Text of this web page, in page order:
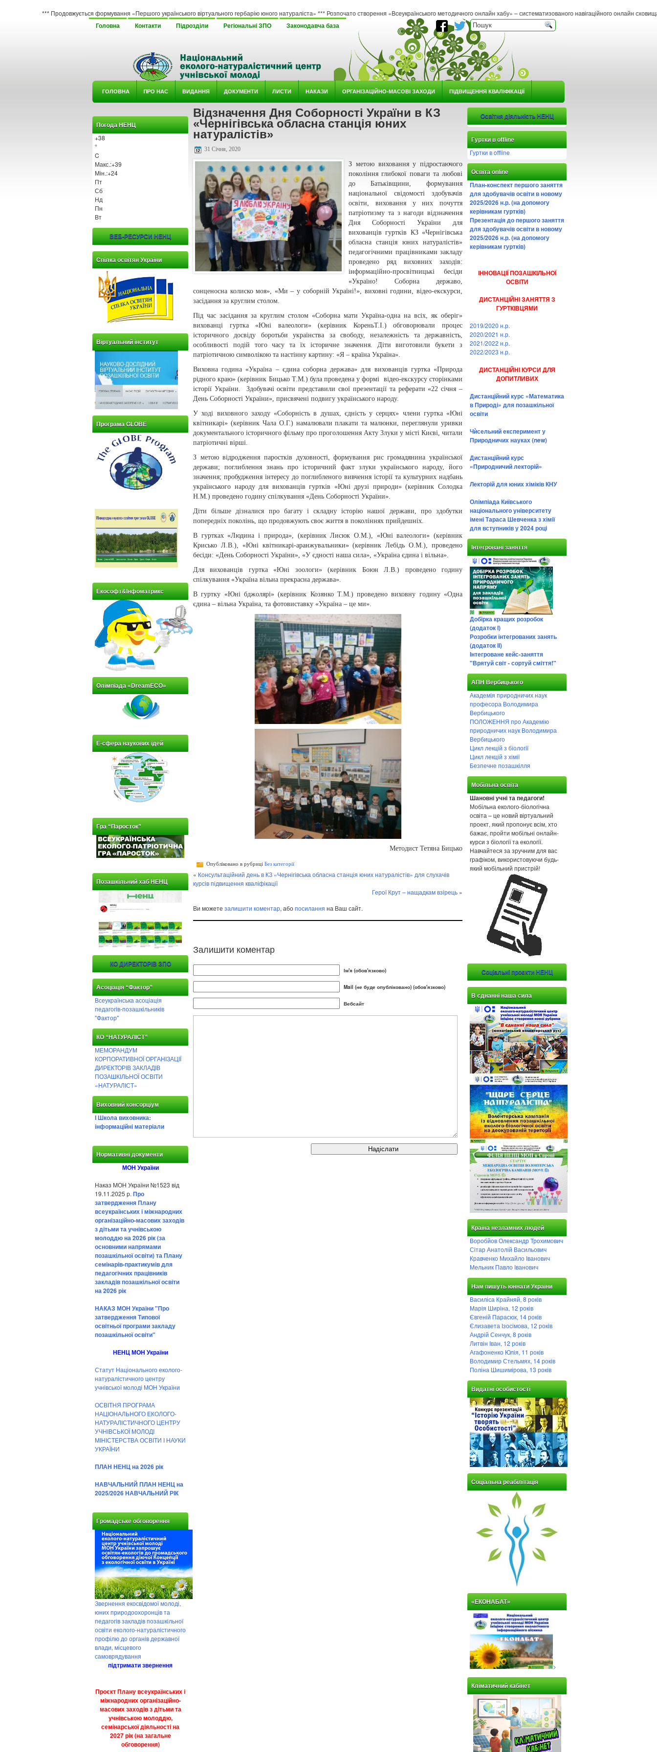
*** Продовжується формування «Першого українського віртуального гербарію юного натураліста» *** Розпочато створення «Всеукраїнського методичного онлайн хабу» – систематизованого навігаційного онлайн сховища
Головна Контакти Підрозділи Регіональні ЗПО Законодавча база
ГОЛОВНА ΠРО НАС ВИДАННЯ ДОКУМЕНТИ ЛИСТИ НАКАЗИ ОРГАНІЗАЦІЙНО-МАСОВІ ЗАХОДИ ПІДВИЩЕННЯ КВАЛІФІКАЦІЇ
Погода НЕНЦ
+38
°
C
Макс.:+39
Мін.:+24
Пт
Сб
Нд
Пн
Вт
ВЕБ-РЕСУРСИ НЕНЦ
Спілка освітян України
Віртуальний інститут
Програма GLOBE
Екософт&Інфоматрикс
Олімпіада «DreamECO»
Е-сфера наукових ідей
Гра “Паросток”
Позашкільний хаб НЕНЦ
КО ДИРЕКТОРІВ ЗПО
Асоціація “Фактор”
Всеукраїнська асоціація
педагогів-позашкільників
"Фактор"
КО “НАТУРАЛІСТ”
МЕМОРАНДУМ
КОРПОРАТИВНОЇ ОРГАНІЗАЦІЇ
ДИРЕКТОРІВ ЗАКЛАДІВ
ПОЗАШКІЛЬНОЇ ОСВІТИ
«НАТУРАЛІСТ»
Виховний консорціум
І Школа виховника:
інформаційні матеріали
Нормативні документи
МОН України
Наказ МОН України №1523 від
19.11.2025 р. Про
затвердження Плану
всеукраїнських і міжнародних
організаційно-масових заходів
з дітьми та учнівською
молоддю на 2026 рік (за
основними напрямами
позашкільної освіти) та Плану
семінарів-практикумів для
педагогічних працівників
закладів позашкільної освіти
на 2026 рік
НАКАЗ МОН України "Про
затвердження Типової
освітньої програми закладу
позашкільної освіти"
НЕНЦ МОН України
Статут Національного еколого-
натуралістичного центру
учнівської молоді МОН України
ОСВІТНЯ ПРОГРАМА
НАЦІОНАЛЬНОГО ЕКОЛОГО-
НАТУРАЛІСТИЧНОГО ЦЕНТРУ
УЧНІВСЬКОЇ МОЛОДІ
МІНІСТЕРСТВА ОСВІТИ І НАУКИ
УКРАЇНИ
ПЛАН НЕНЦ на 2026 рік
НАВЧАЛЬНИЙ ПЛАН НЕНЦ на
2025/2026 НАВЧАЛЬНИЙ РІК
Громадське обговорення
Звернення екосвідомої молоді,
юних природоохоронців та
педагогів закладів позашкільної
освіти еколого-натуралістичного
профілю до органів державної
влади, місцевого
самоврядування
підтримати звернення
Проєкт Плану всеукраїнських і
міжнародних організаційно-
масових заходів з дітьми та
учнівською молоддю,
семінарської діяльності на
2027 рік (на загальне
обговорення)
Відзначення Дня Соборності України в КЗ
«Чернігівська обласна станція юних
натуралістів»
31 Січня, 2020
З метою виховання у підростаючого
покоління глибокої поваги та любовi
до Батькiвщини, формування
національної свідомості здобувачів
освіти, виховання у них почуття
патріотизму та з нагоди відзначення
Дня Соборності України для
вихованців гуртків КЗ «Чернігівська
обласна станція юних натуралістів»
педагогічними працівниками закладу
проведено ряд виховних заходів:
інформаційно-просвітницькі бесіди
«Україно! Соборна державо,
сонценосна колиско моя», «Ми – у соборній Україні!», виховні години, відео-екскурси,
засідання за круглим столом.
Під час засідання за круглим столом «Соборна мати Україна-одна на всіх, як оберіг»
вихованці гуртка «Юні валеологи» (керівник КореньТ.І.) обговорювали процес
історичного досвіду боротьби українства за свободу, незалежність та державність,
особливості подій того часу та їх історичне значення. Діти виготовили букети з
патріотичною символікою та настінну картину: «Я – країна Україна».
Виховна година «Україна – єдина соборна держава» для вихованців гуртка «Природа
рідного краю» (керівник Бицько Т.М.) була проведена у формі відео-екскурсу сторінками
історії України. Здобувачі освіти представили свої презентації та реферати «22 січня –
День Соборності України», присвячені подвигу українського народу.
У ході виховного заходу «Соборність в душах, єдність у серцях» члени гуртка «Юні
квітникарі» (керівник Чала О.Г.) намалювали плакати та малюнки, переглянули уривки
документального історичного фільму про проголошення Акту Злуки у місті Києві, читали
патріотичні вірші.
З метою відродження паростків духовності, формування рис громадянина української
держави; поглиблення знань про історичний факт злуки українського народу, його
значення; пробудження інтересу до поглибленого вивчення історії та культурних надбань
українського народу для вихованців гуртків «Юні друзі природи» (керівник Солодка
Н.М.) проведено годину спілкування «День Соборності України».
Діти більше дізналися про багату і складну історію нашої держави, про здобутки
попередніх поколінь, що продовжують своє життя в поколіннях прийдешніх.
В гуртках «Людина і природа», (керівник Лисюк О.М.), «Юні валеологи» (керівник
Крисько Л.В.), «Юні квітникарі-аранжувальники» (керівник Лебідь О.М.), проведено
бесіди: «День Соборності України», «У єдності наша сила», «Україна єдина і вільна».
Для вихованців гуртка «Юні зоологи» (керівник Боюн Л.В.) проведено годину
спілкування «Україна вільна прекрасна держава».
В гуртку «Юні бджолярі» (керівник Козянко Т.М.) проведено виховну годину «Одна
єдина – вільна Україна, та фотовиставку «Україна – це ми».
Методист Тетяна Бицько
Опубліковано в рубриці Без категорії
« Консультаційний день в КЗ «Чернігівська обласна станція юних натуралістів» для слухачів
курсів підвищення кваліфікації
Герої Крут – нащадкам взірець »
Ви можете залишити коментар, абопосилання на Ваш сайт.
Залишити коментар
Ім'я (обов'язково)
Mail (не буде опубліковано) (обов'язково)
Вебсайт
Освітня діяльність НЕНЦ
Гуртки в offline
Гуртки в offline
Освіта online
План-конспект першого заняття
для здобувачів освіти в новому
2025/2026 н.р. (на допомогу
керівникам гуртків)
Презентація до першого заняття
для здобувачів освіти в новому
2025/2026 н.р. (на допомогу
керівникам гуртків)
ІННОВАЦІЇ ПОЗАШКІЛЬНОЇ
ОСВІТИ
ДИСТАНЦІЙНІ ЗАНЯТТЯ З
ГУРТКІВЦЯМИ
2019/2020 н.р.
2020/2021 н.р.
2021/2022 н.р.
2022/2023 н.р.
ДИСТАНЦІЙНІ КУРСИ ДЛЯ
ДОПИТЛИВИХ
Дистанційний курс «Математика
в Природі» для позашкільної
освіти
Чѝсельний експеримент у
Природничих науках (new)
Дистанційний курс
«Природничий лекторій»
Лекторій для юних хіміків КНУ
Олімпіада Київського
національного університету
імені Тараса Шевченка з хімії
для вступників у 2024 році
Інтегровані заняття
Добірка кращих розробок
(додаток І)
Розробки інтегрованих занять
(додаток ІІ)
Інтегроване кейс-заняття
"Врятуй світ - сортуй сміття!"
АПН Вербицького
Академія природничих наук
професора Володимира
Вербицького
ПОЛОЖЕННЯ про Академію
природничих наук Володимира
Вербицького
Цикл лекцій з біології
Цикл лекцій з хімії
Безпечне позашкілля
Мобільна освіта
Шановні учні та педагоги!
Мобільна еколого-біологічна
освіта – це новий віртуальний
проект, який пропонує всім, хто
бажає, пройти мобільні онлайн-
курси з біології та екології.
Навчайтеся за зручним для вас
графіком, використовуючи будь-
який мобільний пристрій!
Соціальні проєкти НЕНЦ
В єднанні наша сила
Країна незламних людей
Воробйов Олександр Трохимович
Сітар Анатолій Васильович
Кравченко Михайло Іванович
Мельник Павло Іванович
Нам пишуть юннати України
Василіса Крайняй, 8 років
Марія Ширіна, 12 років
Євгеній Парасюк, 14 років
Єлизавета Ізосімова, 12 років
Андрій Сенчук, 8 років
Литвін Іван, 12 років
Агафоненко Юлія, 11 років
Володимир Стельмях, 14 років
Поліна Шишимірова, 13 років
Видатні особистості
Соціальна реабілітація
«ЕКОНАБАТ»
>
Кліматичний кабінет